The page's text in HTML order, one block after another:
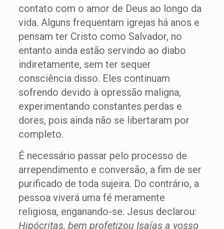
contato com o amor de Deus ao longo da
vida. Alguns frequentam igrejas há anos e
pensam ter Cristo como Salvador, no
entanto ainda estão servindo ao diabo
indiretamente, sem ter sequer
consciência disso. Eles continuam
sofrendo devido à opressão maligna,
experimentando constantes perdas e
dores, pois ainda não se libertaram por
completo.
É necessário passar pelo processo de
arrependimento e conversão, a fim de ser
purificado de toda sujeira. Do contrário, a
pessoa viverá uma fé meramente
religiosa, enganando-se. Jesus declarou:
Hipócritas, bem profetizou Isaías a vosso